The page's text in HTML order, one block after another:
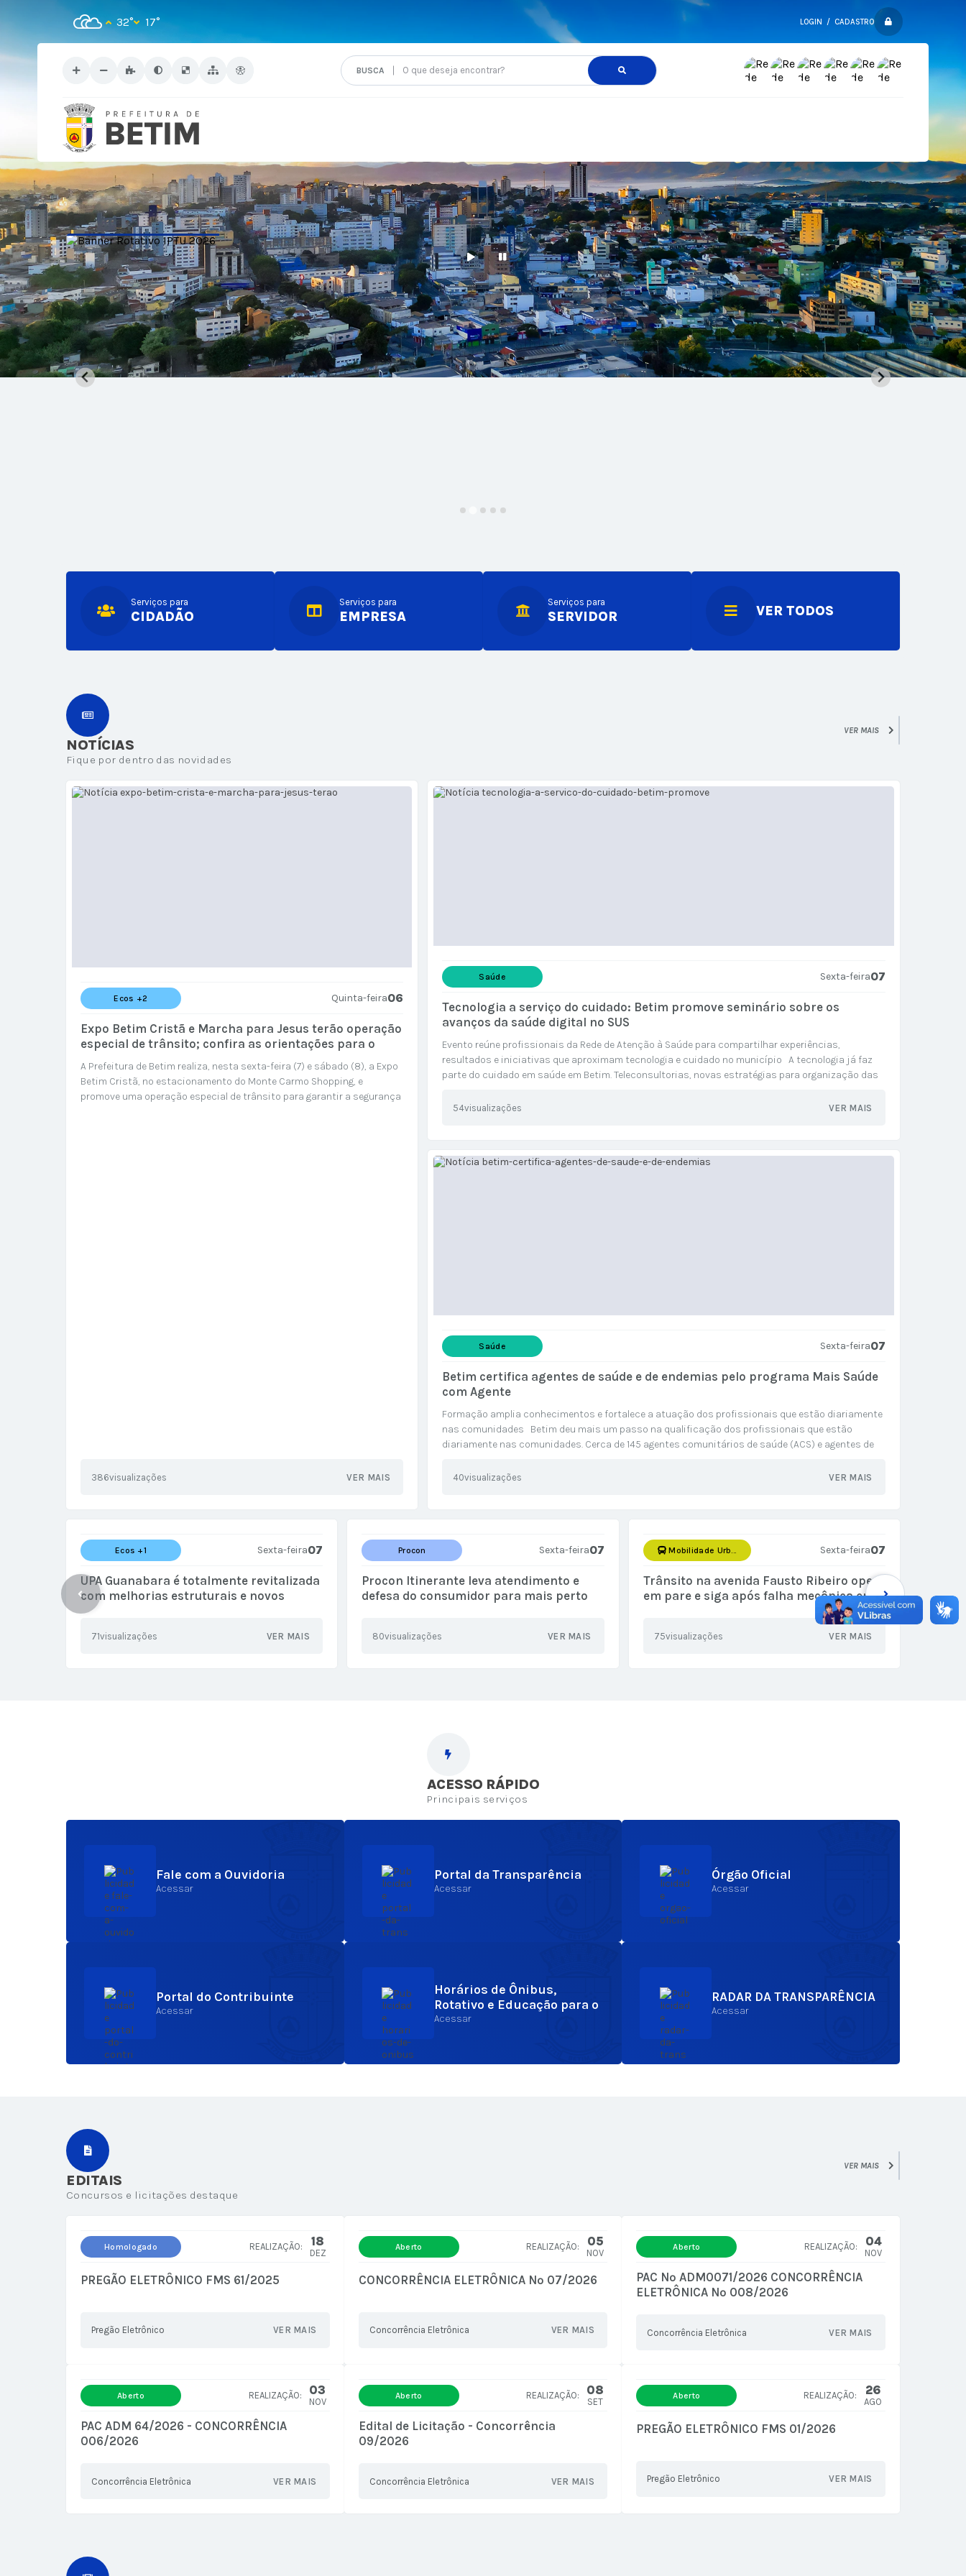
LOGIN / CADASTRO
O que deseja encontrar?
32° 17°
CIDADÃO
Serviços para
EMPRESA
Serviços para
SERVIDOR
Serviços para
VER TODOS
NOTÍCIAS
Fique por dentro das novidades
VER MAIS
Expo Betim Cristã e Marcha para Jesus terão operação
especial de trânsito; confira as orientações para o
público
Quinta-feira06
Ecos +2
386visualizações
A Prefeitura de Betim realiza, nesta sexta-feira (7) e sábado (8), a Expo
Betim Cristã, no estacionamento do Monte Carmo Shopping, e
promove uma operação especial de trânsito para garantir a segurança
VER MAIS
Tecnologia a serviço do cuidado: Betim promove seminário sobre os
avanços da saúde digital no SUS
Sexta-feira07
Saúde
54visualizações
Evento reúne profissionais da Rede de Atenção à Saúde para compartilhar experiências,
resultados e iniciativas que aproximam tecnologia e cuidado no município A tecnologia já faz
parte do cuidado em saúde em Betim. Teleconsultorias, novas estratégias para organização das
VER MAIS
Betim certifica agentes de saúde e de endemias pelo programa Mais Saúde
com Agente
Sexta-feira07
Saúde
40visualizações
Formação amplia conhecimentos e fortalece a atuação dos profissionais que estão diariamente
nas comunidades Betim deu mais um passo na qualificação dos profissionais que estão
diariamente nas comunidades. Cerca de 145 agentes comunitários de saúde (ACS) e agentes de
VER MAIS
UPA Guanabara é totalmente revitalizada
com melhorias estruturais e novos
equipamentos
Sexta-feira07
Ecos +1
71visualizações VER MAIS
Procon Itinerante leva atendimento e
defesa do consumidor para mais perto
Sexta-feira07
Procon
80visualizações VER MAIS
Trânsito na avenida Fausto Ribeiro opera
em pare e siga após falha mecânica em
Sexta-feira07
Mobilidade Urbana
75visualizações VER MAIS
ACESSO RÁPIDO
Principais serviços
Fale com a Ouvidoria
Acessar
Portal da Transparência
Acessar
Órgão Oficial
Acessar
Portal do Contribuinte
Acessar
Horários de Ônibus,
Rotativo e Educação para o
Trânsito
Acessar
RADAR DA TRANSPARÊNCIA
Acessar
EDITAIS
Concursos e licitações destaque
VER MAIS
Pregão Eletrônico
PREGÃO ELETRÔNICO FMS 61/2025
Homologado 18
DEZ
VER MAIS Concorrência Eletrônica
CONCORRÊNCIA ELETRÔNICA Nº 07/2026
Aberto 05
NOV
VER MAIS Concorrência Eletrônica
PAC Nº ADM0071/2026 CONCORRÊNCIA
ELETRÔNICA Nº 008/2026
Aberto 04
NOV
VER MAIS
Concorrência Eletrônica
PAC ADM 64/2026 - CONCORRÊNCIA
006/2026
Aberto 03
NOV
VER MAIS Concorrência Eletrônica
Edital de Licitação - Concorrência
09/2026
Aberto 08
SET
VER MAIS Pregão Eletrônico
PREGÃO ELETRÔNICO FMS 01/2026
Aberto 26
AGO
VER MAIS